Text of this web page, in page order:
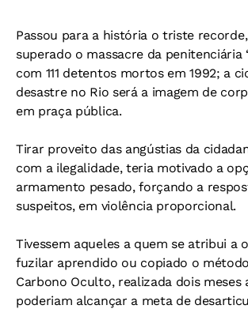
Passou para a história o triste
superado o massacre da penitenciária
com 111 detentos mortos em 1992; a
desastre no Rio será a imagem de
em praça pública.
Tirar proveito das angústias da
com a ilegalidade, teria motivado a
armamento pesado, forçando a
suspeitos, em violência proporcional.
Tivessem aqueles a quem se atribui a
fuzilar aprendido ou copiado o
Carbono Oculto, realizada dois meses
poderiam alcançar a meta de